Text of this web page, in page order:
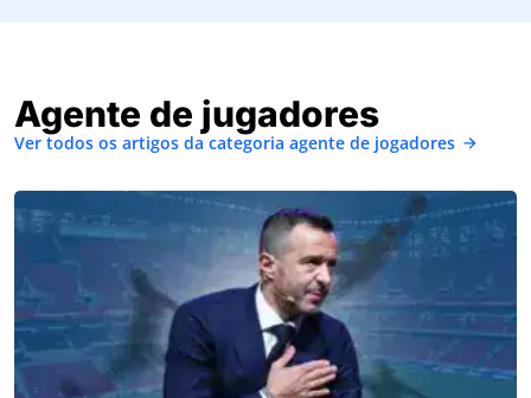
Agente de jugadores
Ver todos os artigos da categoria agente de jogadores